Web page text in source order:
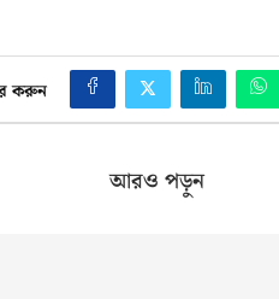
করুন
আরও পড়ুন